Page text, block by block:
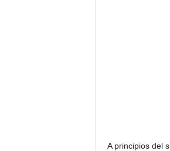
A principios del